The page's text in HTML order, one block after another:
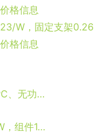
格信息
W，固定支架0.26
格信息
【价格风向标】组件、逆变器、EPC、无功补偿等价格信息
【价格风向标0321】EPC4.23元/W，组件1.92元/W，近期光伏设备、监理、EPC等价格信息